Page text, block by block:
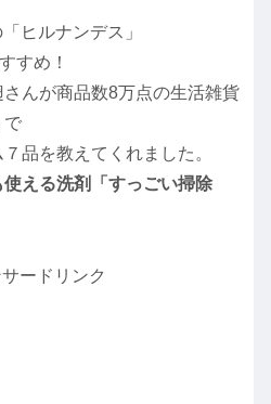
ヒルナンデス」
すめ！
んが商品数8万点の生活雑貨
で
品を教えてくれました。
える洗剤「すっごい掃除
ードリンク